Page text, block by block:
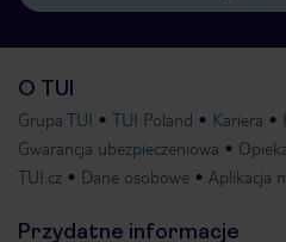
O TUI
Grupa TUI TUI Poland Kariera
Gwarancja ubezpieczeniowa
TUI.cz
Dane osobowe Aplikacja
Przydatne informacje